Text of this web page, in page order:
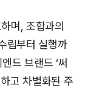
며, 조합과의
립부터 실행까
드 브랜드 ‘써
고 차별화된 주